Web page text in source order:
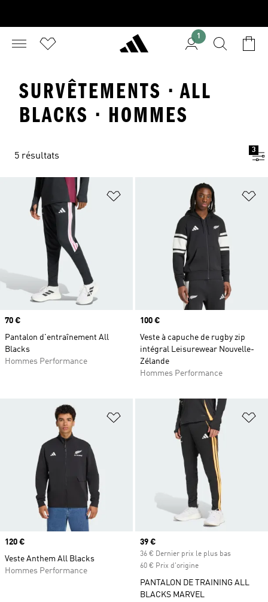
1
SURVÊTEMENTS · ALL
BLACKS · HOMMES
5 résultats
3
Ajouter à la Liste de produits
Prix
70 €
Pantalon d'entraînement All
Blacks
Hommes Performance
Prix
100 €
Veste à capuche de rugby zip
intégral Leisurewear Nouvelle-
Zélande
Hommes Performance
Ajouter à la Liste de produits
Prix
120 €
Veste Anthem All Blacks
Hommes Performance
Prix actuel
39 €
36 € Dernier prix le plus bas
60 € Prix d'origine
PANTALON DE TRAINING ALL
BLACKS MARVEL